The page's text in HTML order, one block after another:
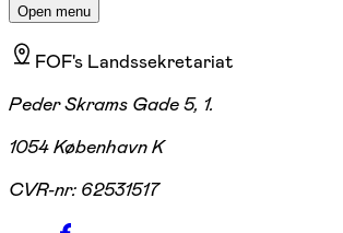
Open menu
FOF's Landssekretariat
Peder Skrams Gade 5, 1.
1054 København K
CVR-nr: 62531517